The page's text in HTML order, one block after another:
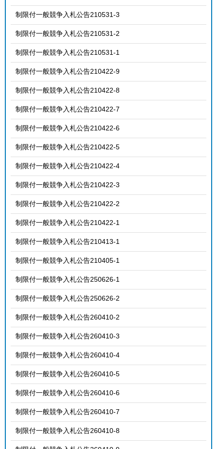
制限付一般競争入札公告210531-3
制限付一般競争入札公告210531-2
制限付一般競争入札公告210531-1
制限付一般競争入札公告210422-9
制限付一般競争入札公告210422-8
制限付一般競争入札公告210422-7
制限付一般競争入札公告210422-6
制限付一般競争入札公告210422-5
制限付一般競争入札公告210422-4
制限付一般競争入札公告210422-3
制限付一般競争入札公告210422-2
制限付一般競争入札公告210422-1
制限付一般競争入札公告210413-1
制限付一般競争入札公告210405-1
制限付一般競争入札公告250626-1
制限付一般競争入札公告250626-2
制限付一般競争入札公告260410-2
制限付一般競争入札公告260410-3
制限付一般競争入札公告260410-4
制限付一般競争入札公告260410-5
制限付一般競争入札公告260410-6
制限付一般競争入札公告260410-7
制限付一般競争入札公告260410-8